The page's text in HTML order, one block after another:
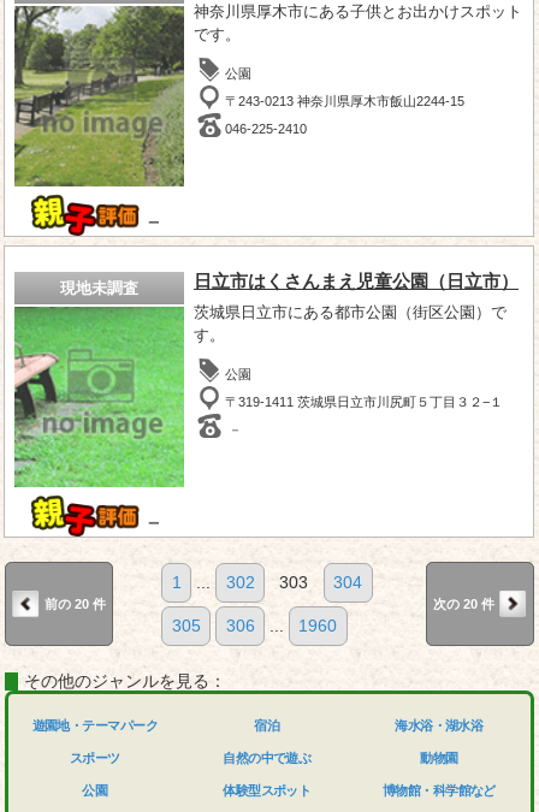
－
神奈川県厚木市にある子供とお出かけスポット
です。
公園
〒243-0213 神奈川県厚木市飯山2244-15
046-225-2410
現地未調査
－
日立市はくさんまえ児童公園（日立市）
茨城県日立市にある都市公園（街区公園）で
す。
公園
〒319-1411 茨城県日立市川尻町５丁目３２−１
－
前の 20 件
1 ... 302 303 304
305 306 ... 1960
次の 20 件
その他のジャンルを見る：
遊園地・テーマパーク
スポーツ
公園
宿泊
自然の中で遊ぶ
体験型スポット
海水浴・湖水浴
動物園
博物館・科学館など